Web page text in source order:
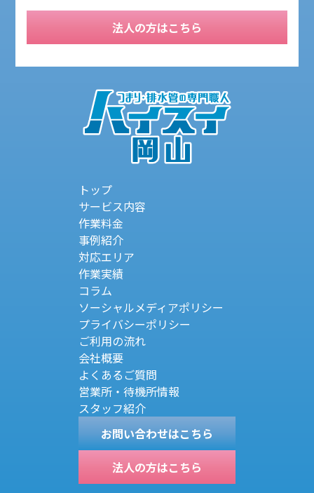
法人の方はこちら
トップ
サービス内容
作業料金
事例紹介
対応エリア
作業実績
コラム
ソーシャルメディアポリシー
プライバシーポリシー
ご利用の流れ
会社概要
よくあるご質問
営業所・待機所情報
スタッフ紹介
お問い合わせはこちら
法人の方はこちら